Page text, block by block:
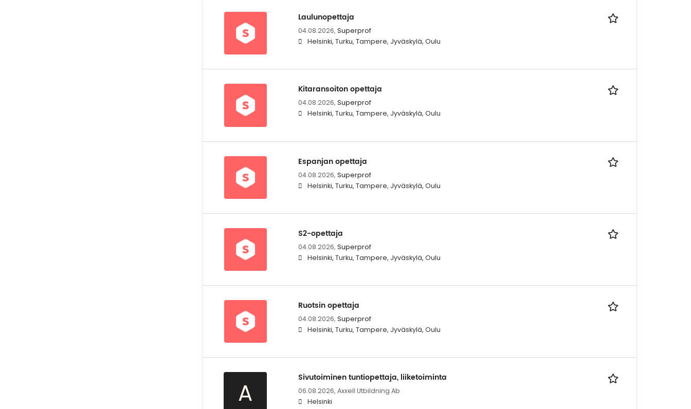
Laulunopettaja
04.08.2026, Superprof
Helsinki, Turku, Tampere, Jyväskylä, Oulu
Kitaransoiton opettaja
04.08.2026, Superprof
Helsinki, Turku, Tampere, Jyväskylä, Oulu
Espanjan opettaja
04.08.2026, Superprof
Helsinki, Turku, Tampere, Jyväskylä, Oulu
S2-opettaja
04.08.2026, Superprof
Helsinki, Turku, Tampere, Jyväskylä, Oulu
Ruotsin opettaja
04.08.2026, Superprof
Helsinki, Turku, Tampere, Jyväskylä, Oulu
A
Sivutoiminen tuntiopettaja, liiketoiminta
06.08.2026, Axxell Utbildning Ab
Helsinki